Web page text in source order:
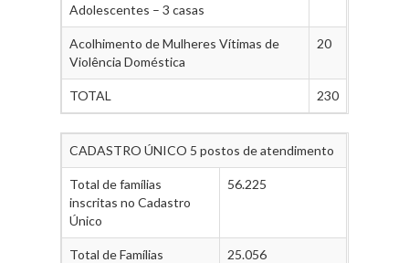
Adolescentes – 3 casas
Acolhimento de Mulheres Vítimas de
Violência Doméstica
20
TOTAL 230
CADASTRO ÚNICO 5 postos de atendimento
Total de famílias
inscritas no Cadastro
Único
56.225
Total de Famílias 25.056